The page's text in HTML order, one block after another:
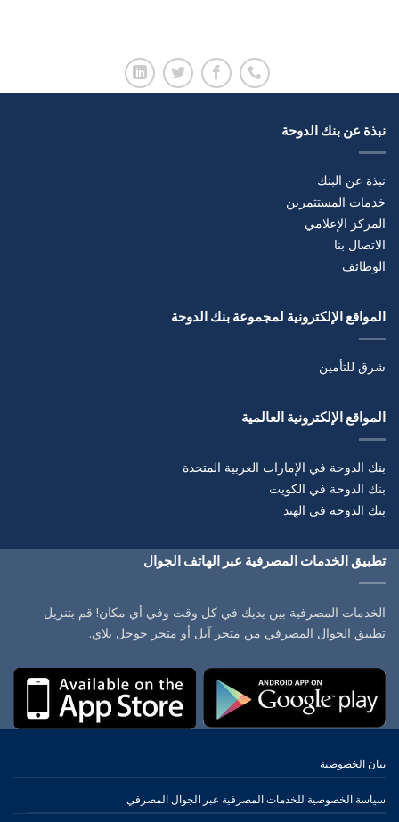
نبذة عن بنك الدوحة
نبذة عن البنك
خدمات المستثمرين
المركز الإعلامي
الاتصال بنا
الوظائف
المواقع الإلكترونية لمجموعة بنك الدوحة
شرق للتأمين
المواقع الإلكترونية العالمية
بنك الدوحة في الإمارات العربية المتحدة
بنك الدوحة في الكويت
بنك الدوحة في الهند
تطبيق الخدمات المصرفية عبر الهاتف الجوال
الخدمات المصرفية بين يديك في كل وقت وفي أي مكان! قم بتنزيل
تطبيق الجوال المصرفي من متجر آبل أو متجر جوجل بلاي.
بيان الخصوصية
سياسة الخصوصية للخدمات المصرفية عبر الجوال المصرفي